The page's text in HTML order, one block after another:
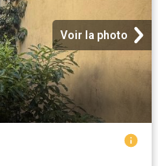
Voir la photo